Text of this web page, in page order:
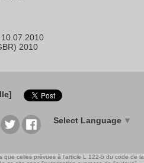
10.07.2010
2010
Select Language ▼
que celles prévues à l'article L 122-5 du code de la